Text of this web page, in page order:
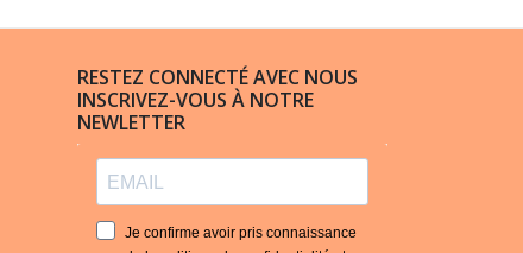
RESTEZ CONNECTÉ AVEC NOUS
INSCRIVEZ-VOUS À NOTRE
NEWLETTER
Je confirme avoir pris connaissance